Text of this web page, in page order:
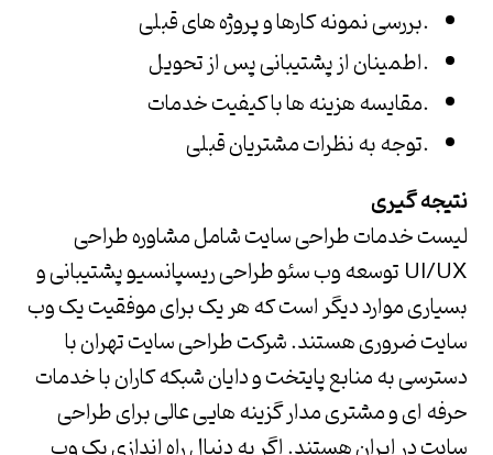
بررسی نمونه کارها و پروژه های قبلی.
اطمینان از پشتیبانی پس از تحویل.
مقایسه هزینه ها با کیفیت خدمات.
توجه به نظرات مشتریان قبلی.
نتیجه گیری
لیست خدمات طراحی سایت شامل مشاوره طراحی
UI/UX توسعه وب سئو طراحی ریسپانسیو پشتیبانی و
بسیاری موارد دیگر است که هر یک برای موفقیت یک وب
سایت ضروری هستند.شرکت طراحی سایت تهرانبا
دسترسی به منابع پایتخت ودایان شبکه کارانبا خدمات
حرفه ای و مشتری مدار گزینه هایی عالی برای طراحی